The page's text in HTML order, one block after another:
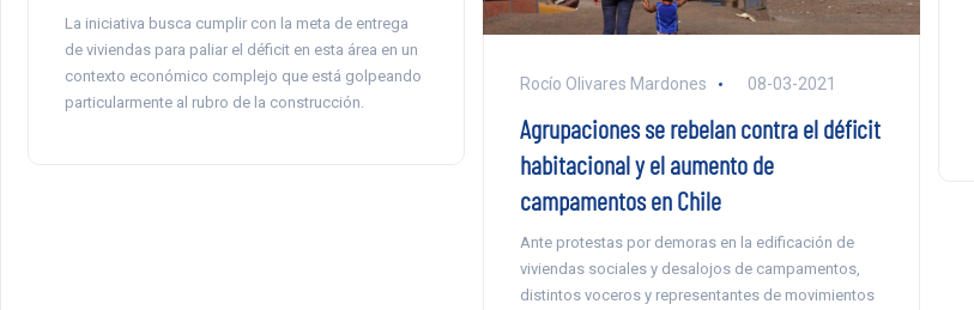
La iniciativa busca cumplir con la meta de entrega
de viviendas para paliar el déficit en esta área en un
contexto económico complejo que está golpeando
particularmente al rubro de la construcción.
Rocío Olivares Mardones 08-03-2021
Agrupaciones se rebelan contra el déficit
habitacional y el aumento de
campamentos en Chile
Ante protestas por demoras en la edificación de
viviendas sociales y desalojos de campamentos,
distintos voceros y representantes de movimientos